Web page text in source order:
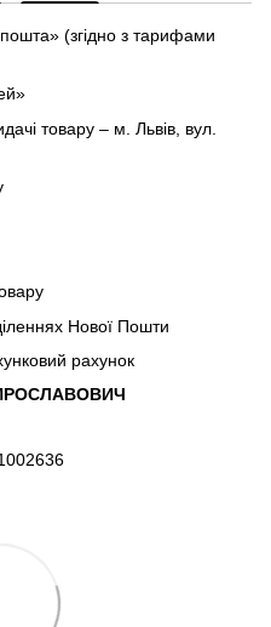
(згідно з тарифами
товару – м. Львів, вул.
Нової Пошти
рахунок